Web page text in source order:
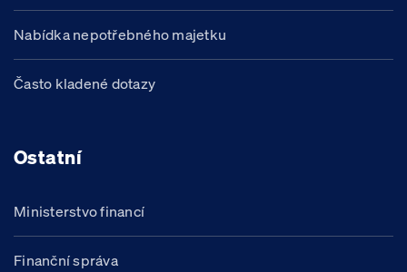
Nabídka nepotřebného majetku
Často kladené dotazy
Ostatní
Ministerstvo financí
Finanční správa